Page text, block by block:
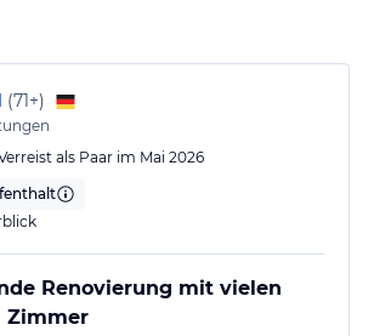
Wohnzimmer, ein Schlafzimmer und ein voll
mit Whirlpool und separater Dusche
Blick auf das Meer von der großzügigen
Doppelzimmer haben die gleichen Merkmale
Sie sind komplett ausgestattet und für
Mobilität geeignet.
(71+)
als Paar im Mai 2026
Renovierung mit vielen
Zimmer